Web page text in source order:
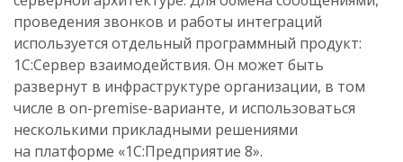
проведения звонков и работы интеграций
используется отдельный программный продукт:
1С:Сервер взаимодействия. Он может быть
развернут в инфраструктуре организации, в том
числе в on-premise-варианте, и использоваться
несколькими прикладными решениями
на платформе «1С:Предприятие 8».